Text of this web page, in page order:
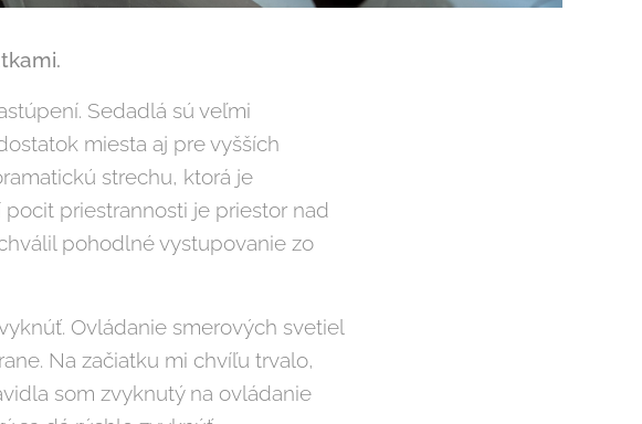
Sedadlá sú veľmi
miesta aj pre vyšších
strechu, ktorá je
priestrannosti je priestor nad
pohodlné vystupovanie zo
Ovládanie smerových svetiel
Na začiatku mi chvíľu trvalo,
som zvyknutý na ovládanie